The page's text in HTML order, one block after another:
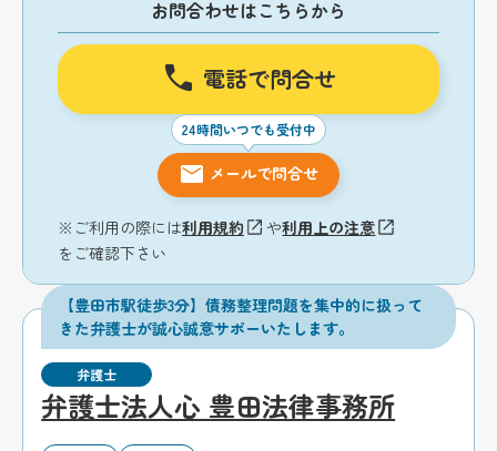
お問合わせはこちらから
電話で問合せ
24時間いつでも受付中
メールで問合せ
※ご利用の際には利用規約 や利用上の注意
をご確認下さい
【豊田市駅徒歩3分】債務整理問題を集中的に扱って
きた弁護士が誠心誠意サポーいたします。
弁護士
弁護士法人心 豊田法律事務所